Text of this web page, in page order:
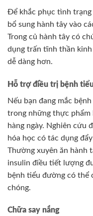
Để khắc phục tình
bổ sung hành tây vào
Trong củ hành tây có
dụng trấn tĩnh thần kinh
dễ dàng hơn.
Hỗ trợ điều trị bệnh
Nếu bạn đang mắc
trong những thực phẩm
hàng ngày. Nghiên cứu
hóa học có tác dụng
Thường xuyên ăn hành
insulin điều tiết lượng
bệnh tiểu đường có thể
chóng.
Chữa say nắng